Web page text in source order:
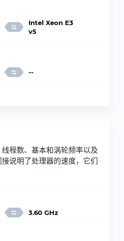
Intel Xeon E3
v5
--
程数、基本和涡轮频率以及
说明了处理器的速度，它们
3.60 GHz